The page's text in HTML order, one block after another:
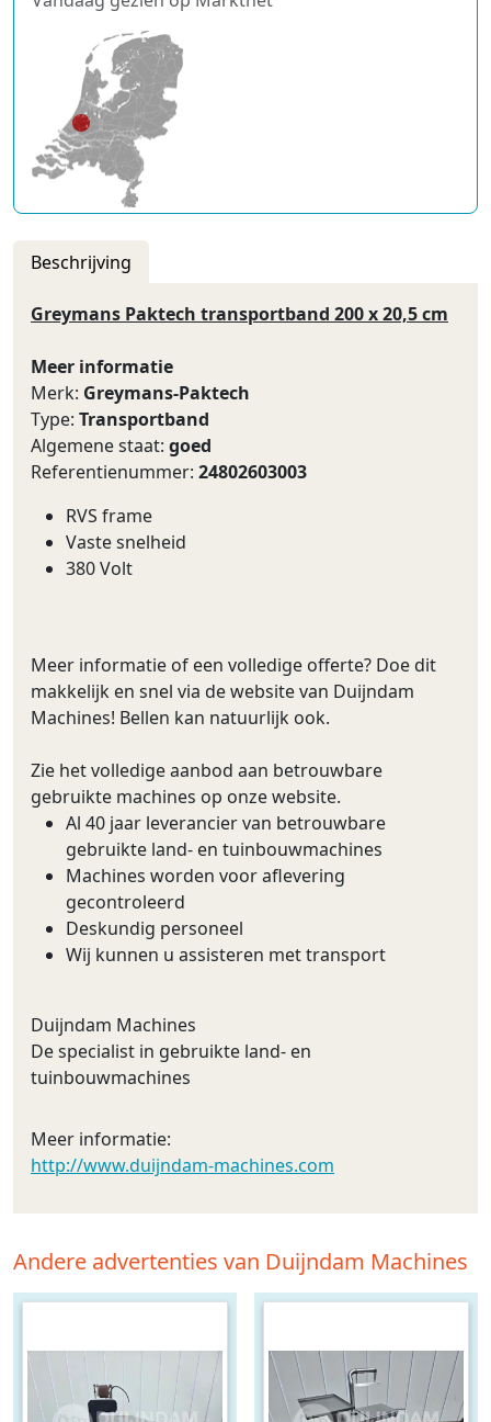
Beschrijving
Greymans Paktech transportband 200 x 20,5 cm
Meer informatie
Merk: Greymans-Paktech
Type: Transportband
Algemene staat: goed
Referentienummer: 24802603003
RVS frame
Vaste snelheid
380 Volt
Meer informatie of een volledige offerte? Doe dit
makkelijk en snel via de website van Duijndam
Machines! Bellen kan natuurlijk ook.
Zie het volledige aanbod aan betrouwbare
gebruikte machines op onze website.
Al 40 jaar leverancier van betrouwbare
gebruikte land- en tuinbouwmachines
Machines worden voor aflevering
gecontroleerd
Deskundig personeel
Wij kunnen u assisteren met transport
Duijndam Machines
De specialist in gebruikte land- en
tuinbouwmachines
Meer informatie:
http://www.duijndam-machines.com
Andere advertenties van Duijndam Machines